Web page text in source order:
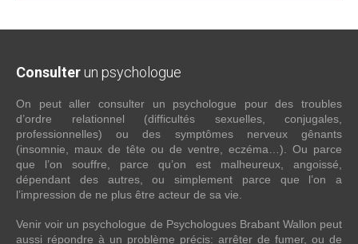
Consulter un psychologue
On peut aller consulter un psychologue pour des troubles
d’ordre relationnel (difficultés sexuelles, conjugales,
professionnelles) ou des symptômes nerveux gênants
(insomnie, maux de tête ou de ventre, eczéma…). Ou parce
que l’on souffre, parce qu’on est malheureux, angoissé,
dépendant des autres, ou simplement parce que l’on a
l’impression de ne plus être acteur de sa vie.
Venir voir un psychologue de Psychologues Brabant Wallon peut
aussi répondre à un problème précis: arrêter de fumer, ou de